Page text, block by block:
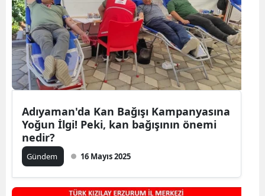
Adıyaman'da Kan Bağışı Kampanyasına
Yoğun İlgi! Peki, kan bağışının önemi
nedir?
Gündem 16 Mayıs 2025